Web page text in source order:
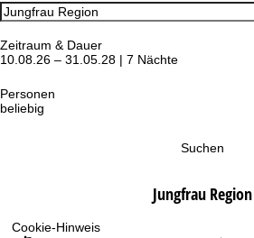
Cookie-Hinweis
Zeitraum & Dauer
10.08.26 – 31.05.28 | 7 Nächte
Personen
beliebig
Suchen
Jungfrau Region